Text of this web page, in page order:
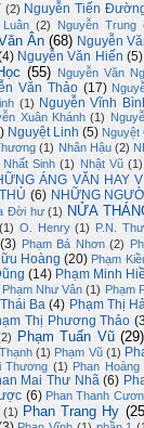
(2) Nguyễn Tiến
(2) Nguyễn Trung
Ân (68) Nguyễn
Nguyễn Văn Hiến (5)
(55) Nguyễn Văn
Văn Thảo (17)
(1) Nguyễn Vĩnh
Xuân Khánh (1)
Nguyệt Linh (5) Nguyệt
(1) Nhân Hậu (2)
Nhất Sinh (1) Nhật Vũ (1)
ÁNG VĂN HAY
(6) NHỮNG
Đời hư (1) NỬA
(1) O. Henry (1) P.N.
(3) Phạm Bá Nhơn (2)
Hoàng (20) Phạm
(14) Phạm Minh
Phạm Như Vân (1) Phạm
Ba (4) Phạm Thị
Thị Phương Thảo
Phạm Tuấn Vũ (29)
(1) Phạm Vũ (1)
Thương (1) Phan Hoàng
Mai Thư Nhã (6)
(6) Phan Thanh
(1) Phan Trang Hy